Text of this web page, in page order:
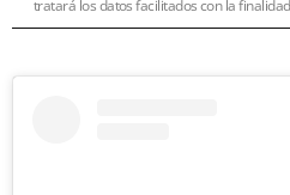
tratará los datos facilitados con la